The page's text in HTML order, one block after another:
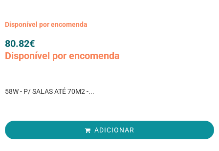
Disponível por encomenda
80.82€
Disponível por encomenda
58W - P/ SALAS ATÉ 70M2 -...
ADICIONAR